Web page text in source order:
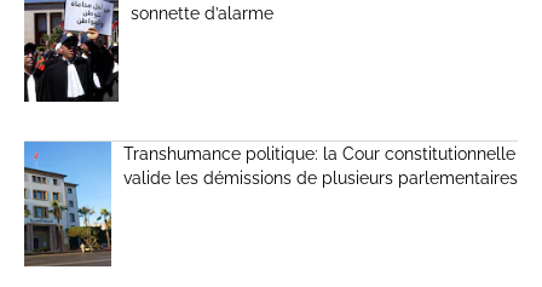
sonnette d’alarme
Transhumance politique: la Cour constitutionnelle
valide les démissions de plusieurs parlementaires